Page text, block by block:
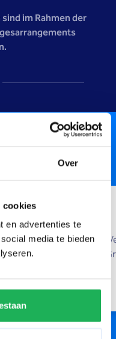
Over
cookies
en advertenties te
media te bieden
im Rahmen der
muss
Ausweises
gefragt.